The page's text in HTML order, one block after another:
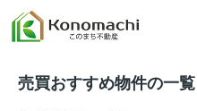
売買おすすめ物件の一覧